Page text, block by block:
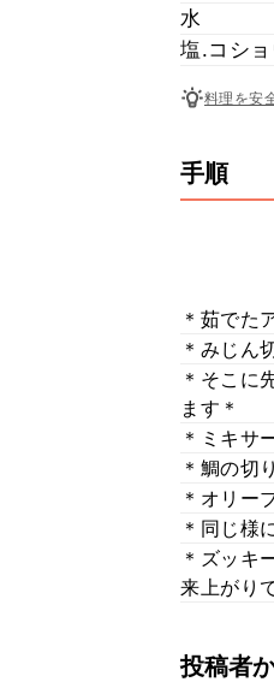
水
塩.コシ
料理を安
手順
＊茹でた
＊みじん
＊そこに
ます＊
＊ミキサ
＊鯛の切
＊オリー
＊同じ様
＊ズッキ
来上が
投稿者